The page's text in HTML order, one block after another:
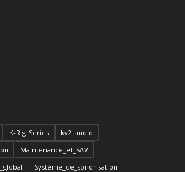
K-Rig_Series
kv2_audio
Maintenance_et_SAV
Système_de_sonorisation